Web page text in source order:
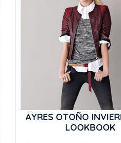
AYRES OTOÑO
LOOKBOOK